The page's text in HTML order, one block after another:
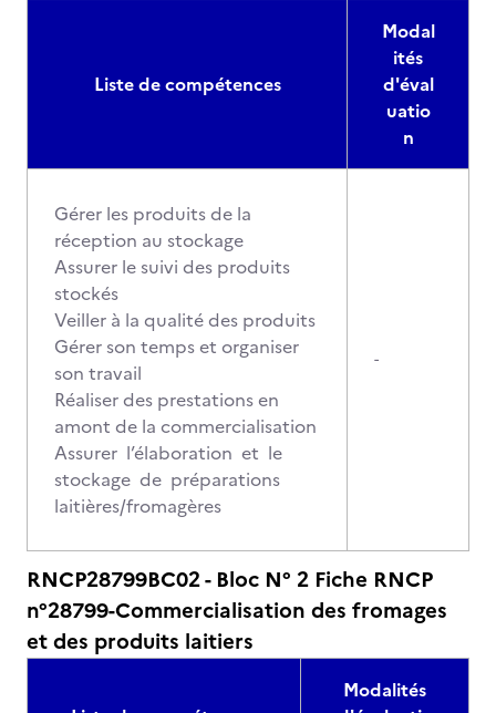
Liste de compétences
Modal
ités
d'éval
uatio
n
Gérer les produits de la
réception au stockage
Assurer le suivi des produits
stockés
Veiller à la qualité des produits
Gérer son temps et organiser
son travail
Réaliser des prestations en
amont de la commercialisation
Assurer l’élaboration et le
stockage de préparations
laitières/fromagères
-
RNCP28799BC02 - Bloc N° 2 Fiche RNCP
n°28799-Commercialisation des fromages
et des produits laitiers
Modalités